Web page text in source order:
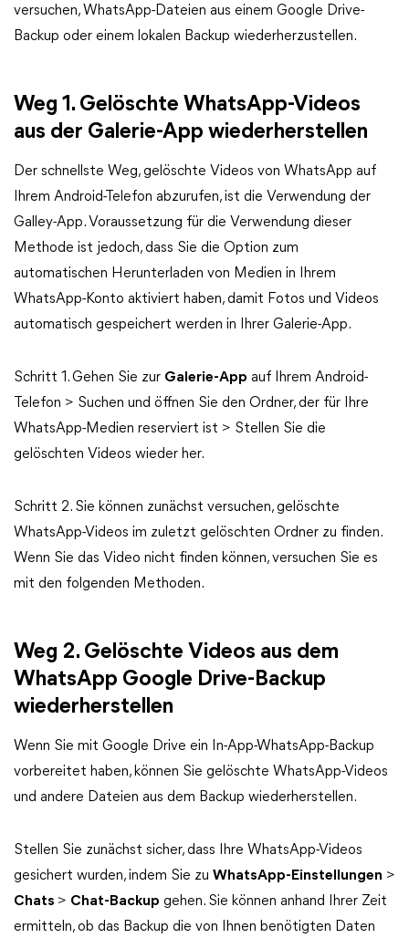
versuchen, WhatsApp-Dateien aus einem Google Drive-
Backup oder einem lokalen Backup wiederherzustellen.
Weg 1. Gelöschte WhatsApp-Videos
aus der Galerie-App wiederherstellen
Der schnellste Weg, gelöschte Videos von WhatsApp auf
Ihrem Android-Telefon abzurufen, ist die Verwendung der
Galley-App. Voraussetzung für die Verwendung dieser
Methode ist jedoch, dass Sie die Option zum
automatischen Herunterladen von Medien in Ihrem
WhatsApp-Konto aktiviert haben, damit Fotos und Videos
automatisch gespeichert werden in Ihrer Galerie-App.
Schritt 1. Gehen Sie zur Galerie-App auf Ihrem Android-
Telefon > Suchen und öffnen Sie den Ordner, der für Ihre
WhatsApp-Medien reserviert ist > Stellen Sie die
gelöschten Videos wieder her.
Schritt 2. Sie können zunächst versuchen, gelöschte
WhatsApp-Videos im zuletzt gelöschten Ordner zu finden.
Wenn Sie das Video nicht finden können, versuchen Sie es
mit den folgenden Methoden.
Weg 2. Gelöschte Videos aus dem
WhatsApp Google Drive-Backup
wiederherstellen
Wenn Sie mit Google Drive ein In-App-WhatsApp-Backup
vorbereitet haben, können Sie gelöschte WhatsApp-Videos
und andere Dateien aus dem Backup wiederherstellen.
Stellen Sie zunächst sicher, dass Ihre WhatsApp-Videos
gesichert wurden, indem Sie zu WhatsApp-Einstellungen >
Chats > Chat-Backup gehen. Sie können anhand Ihrer Zeit
ermitteln, ob das Backup die von Ihnen benötigten Daten